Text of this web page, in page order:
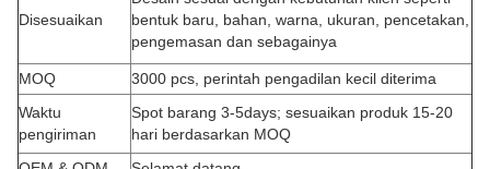
Disesuaikan
bentuk baru, bahan, warna, ukuran, pencetakan,
pengemasan dan sebagainya
MOQ
3000 pcs, perintah pengadilan kecil diterima
Waktu
pengiriman
Spot barang 3-5days; sesuaikan produk 15-20
hari berdasarkan MOQ